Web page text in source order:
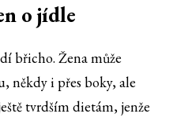
o jídle
břicho. Žena může
někdy i přes boky, ale
tvrdším dietám, jenže